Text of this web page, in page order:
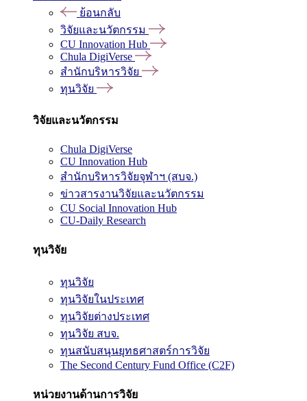
ย้อนกลับ
วิจัยและนวัตกรรม
CU Innovation Hub
Chula DigiVerse
สำนักบริหารวิจัย
ทุนวิจัย
วิจัยและนวัตกรรม
Chula DigiVerse
CU Innovation Hub
สำนักบริหารวิจัยจุฬาฯ (สบจ.)
ข่าวสารงานวิจัยและนวัตกรรม
CU Social Innovation Hub
CU-Daily Research
ทุนวิจัย
ทุนวิจัย
ทุนวิจัยในประเทศ
ทุนวิจัยต่างประเทศ
ทุนวิจัย สบจ.
ทุนสนับสนุนยุทธศาสตร์การวิจัย
The Second Century Fund Office (C2F)
หน่วยงานด้านการวิจัย